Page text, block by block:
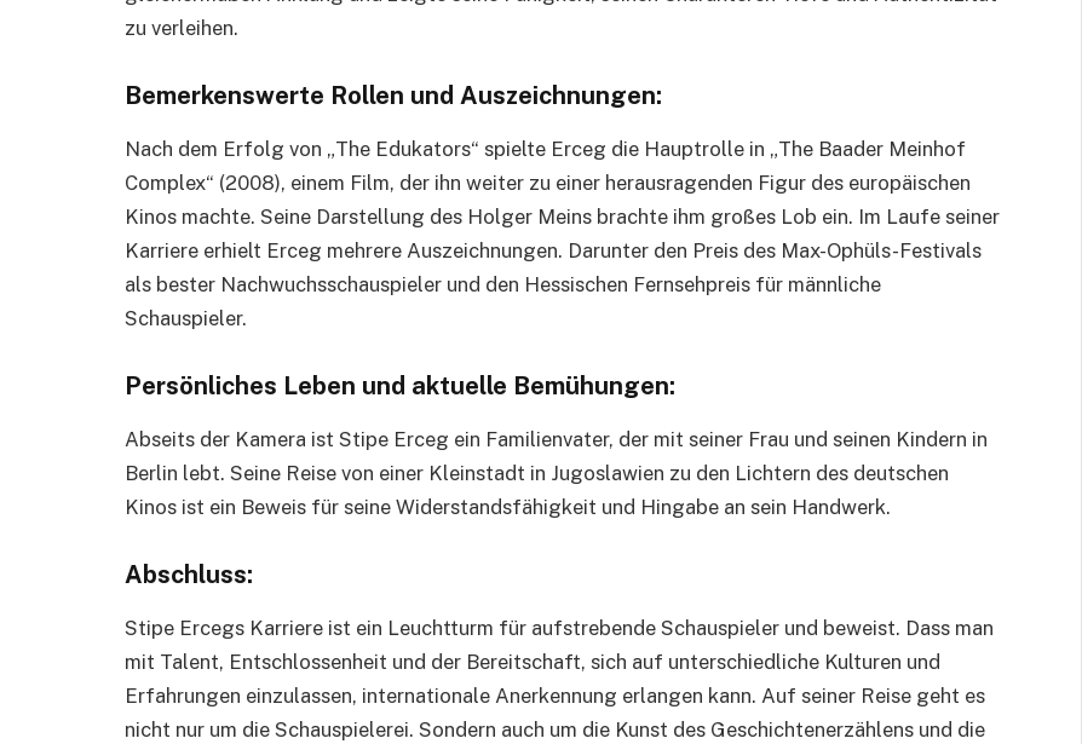
zu verleihen.
Bemerkenswerte Rollen und Auszeichnungen:
Nach dem Erfolg von „The Edukators“ spielte Erceg die Hauptrolle in „The Baader Meinhof
Complex“ (2008), einem Film, der ihn weiter zu einer herausragenden Figur des europäischen
Kinos machte. Seine Darstellung des Holger Meins brachte ihm großes Lob ein. Im Laufe seiner
Karriere erhielt Erceg mehrere Auszeichnungen. Darunter den Preis des Max-Ophüls-Festivals
als bester Nachwuchsschauspieler und den Hessischen Fernsehpreis für männliche
Schauspieler.
Persönliches Leben und aktuelle Bemühungen:
Abseits der Kamera ist Stipe Erceg ein Familienvater, der mit seiner Frau und seinen Kindern in
Berlin lebt. Seine Reise von einer Kleinstadt in Jugoslawien zu den Lichtern des deutschen
Kinos ist ein Beweis für seine Widerstandsfähigkeit und Hingabe an sein Handwerk.
Abschluss:
Stipe Ercegs Karriere ist ein Leuchtturm für aufstrebende Schauspieler und beweist. Dass man
mit Talent, Entschlossenheit und der Bereitschaft, sich auf unterschiedliche Kulturen und
Erfahrungen einzulassen, internationale Anerkennung erlangen kann. Auf seiner Reise geht es
nicht nur um die Schauspielerei. Sondern auch um die Kunst des Geschichtenerzählens und die